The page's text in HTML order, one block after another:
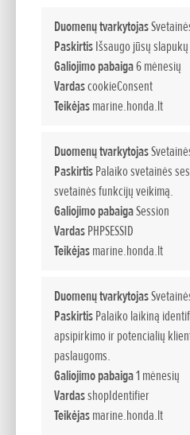
Duomenų tvarkytojas
PaskirtisIšsaugo jūsų
Galiojimo pabaiga6 mėnesių
VardascookieConsent
Teikėjasmarine.honda.lt
Duomenų tvarkytojas
PaskirtisPalaiko svetainės
svetainės funkcijų veikimą.
Galiojimo pabaigaSession
VardasPHPSESSID
Teikėjasmarine.honda.lt
Duomenų tvarkytojas
PaskirtisPalaiko laikiną
apsipirkimo ir potencialių
paslaugoms.
Galiojimo pabaiga1 mėnesių
VardasshopIdentifier
Teikėjasmarine.honda.lt
Vilnius
Savanoriu pr. 174S,
LT-03153 Vilnius,
Lietuva
Darbo laikas:
Šeštadieniais,
Servisas:
Pirmadieniais –
Šeštadieniais,
Informacija: